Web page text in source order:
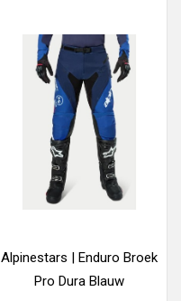
Alpinestars | Enduro Broek
Pro Dura Blauw